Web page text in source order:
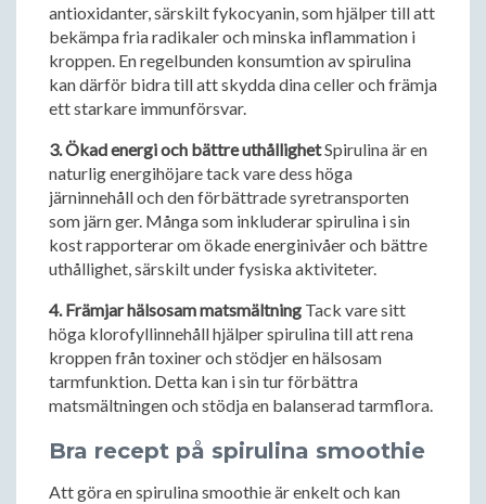
antioxidanter, särskilt fykocyanin, som hjälper till att
bekämpa fria radikaler och minska inflammation i
kroppen. En regelbunden konsumtion av spirulina
kan därför bidra till att skydda dina celler och främja
ett starkare immunförsvar.
3. Ökad energi och bättre uthållighetSpirulina är en
naturlig energihöjare tack vare dess höga
järninnehåll och den förbättrade syretransporten
som järn ger. Många som inkluderar spirulina i sin
kost rapporterar om ökade energinivåer och bättre
uthållighet, särskilt under fysiska aktiviteter.
4. Främjar hälsosam matsmältning Tack vare sitt
höga klorofyllinnehåll hjälper spirulina till att rena
kroppen från toxiner och stödjer en hälsosam
tarmfunktion. Detta kan i sin tur förbättra
matsmältningen och stödja en balanserad tarmflora.
Bra recept på spirulina smoothie
Att göra en spirulina smoothie är enkelt och kan